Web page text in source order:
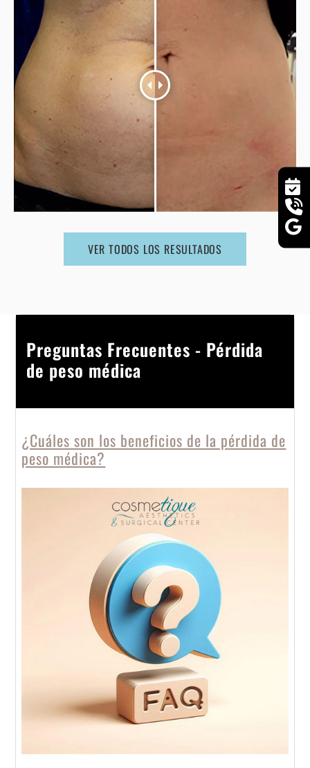
VER TODOS LOS RESULTADOS
Preguntas Frecuentes - Pérdida
de peso médica
¿Cuáles son los beneficios de la pérdida de
peso médica?